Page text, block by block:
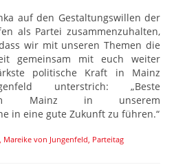
auf den Gestaltungswillen der
als Partei zusammenzuhalten,
wir mit unseren Themen die
gemeinsam mit euch weiter
politische Kraft in Mainz
unterstrich: „Beste
um Mainz in unserem
in eine gute Zukunft zu führen.“
Mareike von Jungenfeld Parteitag